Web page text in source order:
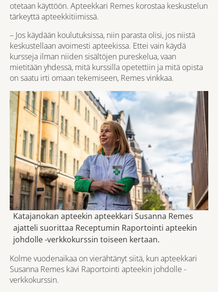
otetaan käyttöön. Apteekkari Remes korostaa keskustelun
tärkeyttä apteekkitiimissä.
– Jos käydään koulutuksissa, niin parasta olisi, jos niistä
keskustellaan avoimesti apteekissa. Ettei vain käydä
kursseja ilman niiden sisältöjen pureskelua, vaan
mietitään yhdessä, mitä kurssilla opetettiin ja mitä opista
on saatu irti omaan tekemiseen, Remes vinkkaa.
Katajanokan apteekin apteekkari Susanna Remes
ajatteli suorittaa Receptumin Raportointi apteekin
johdolle -verkkokurssin toiseen kertaan.
Kolme vuodenaikaa on vierähtänyt siitä, kun apteekkari
Susanna Remes kävi Raportointi apteekin johdolle -
verkkokurssin.